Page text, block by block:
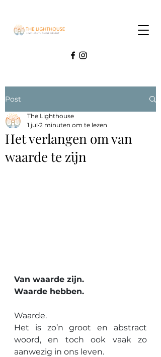
Post
Het verlangen om van
waarde te zijn
The Lighthouse
1 jul 2 minuten om te lezen
Van waarde zijn.
Waarde hebben.
Waarde.
Het is zo’n groot en abstract
woord, en toch ook vaak zo
aanwezig in ons leven.